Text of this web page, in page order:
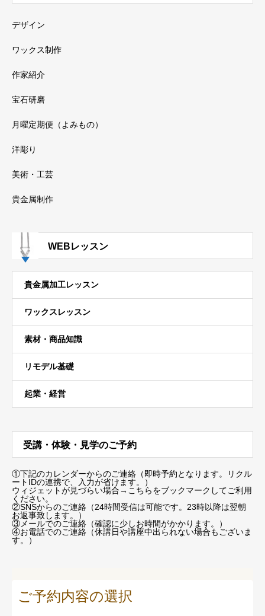
デザイン
ワックス制作
作家紹介
宝石研磨
月曜定期便（よみもの）
洋彫り
美術・工芸
貴金属制作
WEBレッスン
貴金属加工レッスン
ワックスレッスン
素材・商品知識
リモデル基礎
起業・経営
受講・体験・見学のご予約
①下記のカレンダーからのご連絡（即時予約となります。リクル
ートIDの連携で、入力が省けます。）
ウィジェットが見づらい場合→こちらをブックマーク してご利用
ください。
②SNSからのご連絡（24時間受信は可能です。23時以降は翌朝
お返事致します。）
③メールでのご連絡（確認に少しお時間がかかります。）
④お電話でのご連絡（休講日や講座中出られない場合もございま
す。）